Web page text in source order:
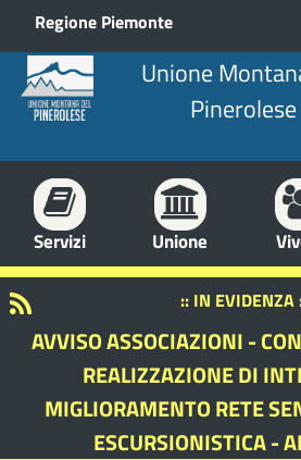
Regione Piemonte
Unione
Pinerolese
Servizi Unione
:: IN EVIDENZA
AVVISO ASSOCIAZIONI -
REALIZZAZIONE DI
MIGLIORAMENTO RETE
ESCURSIONISTICA -